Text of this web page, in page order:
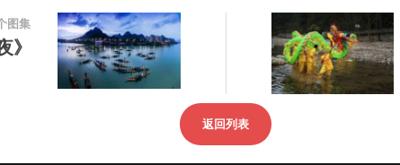
图集
》
返回列表